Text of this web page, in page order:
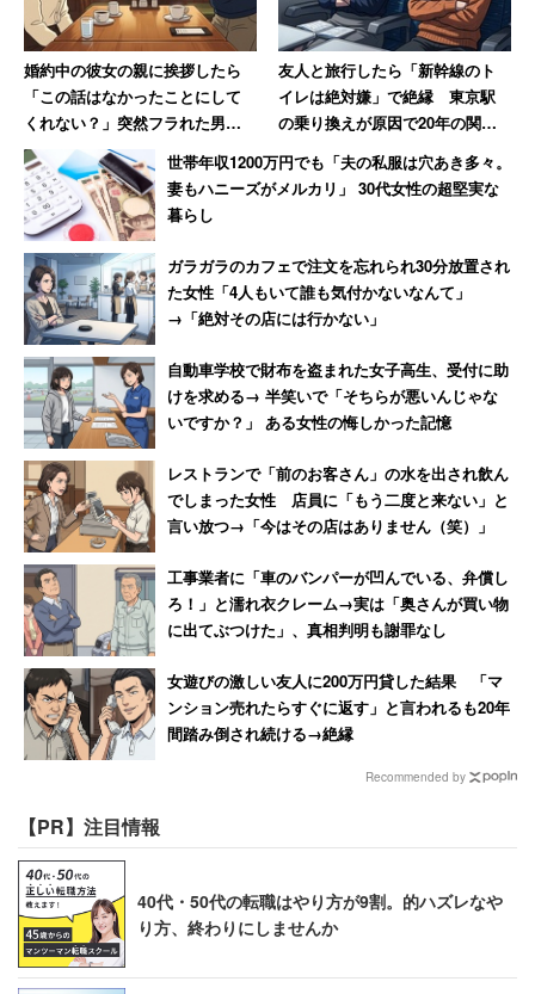
婚約中の彼女の親に挨拶したら
「この話はなかったことにして
くれない？」突然フラれた男
性 喫茶店で1000円札を投げつ
け怒りの退店
友人と旅行したら「新幹線のト
イレは絶対嫌」で絶縁 東京駅
の乗り換えが原因で20年の関係
に終止符を打った女性
世帯年収1200万円でも「夫の私服は穴あき多々。
妻もハニーズがメルカリ」 30代女性の超堅実な
暮らし
ガラガラのカフェで注文を忘れられ30分放置され
た女性「4人もいて誰も気付かないなんて」
→「絶対その店には行かない」
自動車学校で財布を盗まれた女子高生、受付に助
けを求める→ 半笑いで「そちらが悪いんじゃな
いですか？」 ある女性の悔しかった記憶
レストランで「前のお客さん」の水を出され飲ん
でしまった女性 店員に「もう二度と来ない」と
言い放つ→「今はその店はありません（笑）」
工事業者に「車のバンパーが凹んでいる、弁償し
ろ！」と濡れ衣クレーム→実は「奥さんが買い物
に出てぶつけた」、真相判明も謝罪なし
女遊びの激しい友人に200万円貸した結果 「マ
ンション売れたらすぐに返す」と言われるも20年
間踏み倒され続ける→絶縁
Recommended by
【PR】注目情報
40代・50代の転職はやり方が9割。的ハズレなや
り方、終わりにしませんか